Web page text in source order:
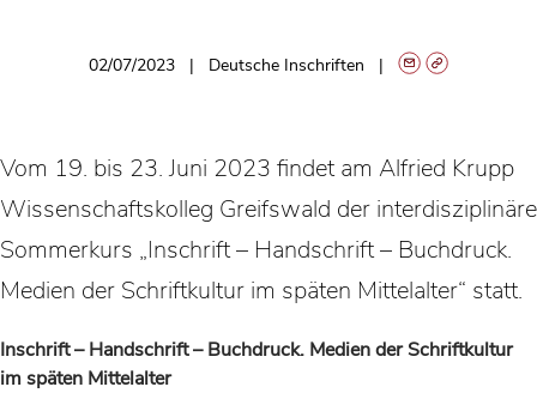
02/07/2023 Deutsche Inschriften
Vom 19. bis 23. Juni 2023 findet am Alfried Krupp
Wissenschaftskolleg Greifswald der interdisziplinäre
Sommerkurs „Inschrift – Handschrift – Buchdruck.
Medien der Schriftkultur im späten Mittelalter“ statt.
Inschrift – Handschrift – Buchdruck. Medien der Schriftkultur
im späten Mittelalter